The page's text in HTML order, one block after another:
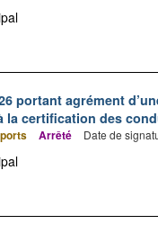
portant agrément
la certification des
Arrêté Date de